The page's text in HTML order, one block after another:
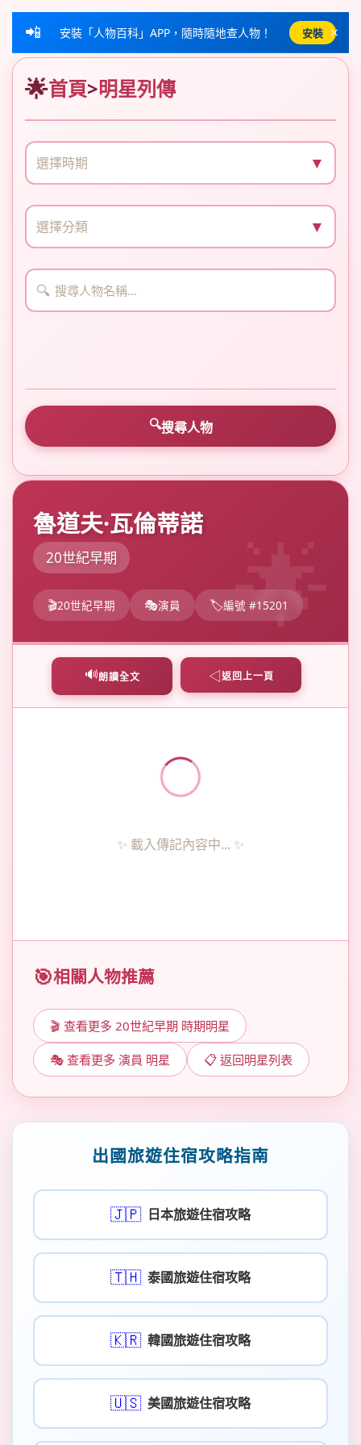
📲 安裝「人物百科」APP，隨時隨地查人物！ 安裝 ×
首頁>明星列傳
選擇時期 ▼
選擇分類 ▼
搜尋人物
魯道夫·瓦倫蒂諾
20世紀早期
20世紀早期 演員 編號 #15201
🔊朗讀全文 ◁ 返回上一頁
✨ 載入傳記內容中... ✨
相關人物推薦
🎬 查看更多 20世紀早期 時期明星
🎭 查看更多 演員 明星 📋 返回明星列表
出國旅遊住宿攻略指南
🇯🇵 日本旅遊住宿攻略
🇹🇭 泰國旅遊住宿攻略
🇰🇷 韓國旅遊住宿攻略
🇺🇸 美國旅遊住宿攻略